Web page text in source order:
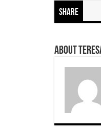
Share
About